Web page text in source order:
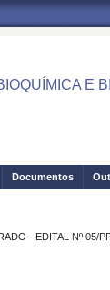
E
Documentos
- EDITAL Nº 05/